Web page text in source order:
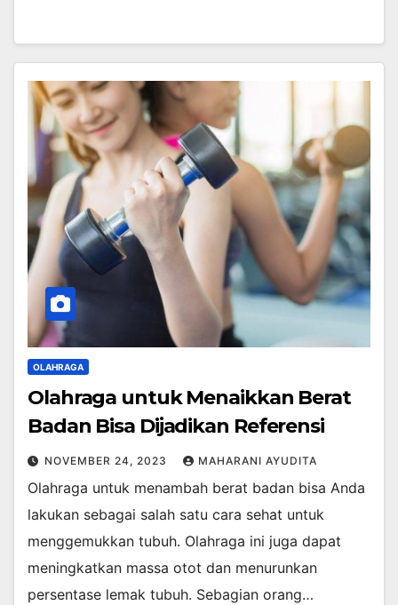
OLAHRAGA
Olahraga untuk Menaikkan Berat
Badan Bisa Dijadikan Referensi
NOVEMBER 24, 2023 MAHARANI AYUDITA
Olahraga untuk menambah berat badan bisa Anda
lakukan sebagai salah satu cara sehat untuk
menggemukkan tubuh. Olahraga ini juga dapat
meningkatkan massa otot dan menurunkan
persentase lemak tubuh. Sebagian orang…